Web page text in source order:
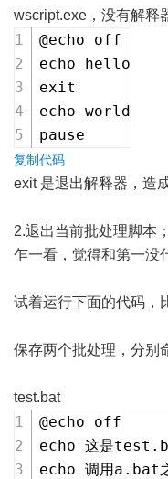
wscript.exe，没有解释
@echo off
echo hello
exit
echo world
pause
复制代码
exit 是退出解释器，造
2.退出当前批处理脚本；
乍一看，觉得和第一没
试着运行下面的代码，
保存两个批处理，分别
test.bat
@echo off
echo 这是
echo 调用a.bat